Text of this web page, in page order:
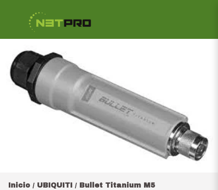
Inicio / UBIQUITI / Bullet Titanium M5